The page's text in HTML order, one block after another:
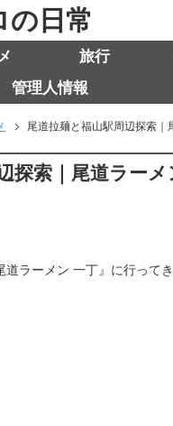
の日常
旅行
管理人情報
尾道拉麺と福山駅周辺探索｜
探索｜尾道ラー
ラーメン 一丁』に行ってき